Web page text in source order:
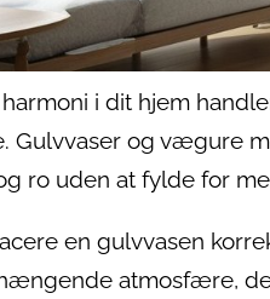
i dit hjem
Gulvvaser og vægure
ro uden at fylde for
en gulvvasen
atmosfære,